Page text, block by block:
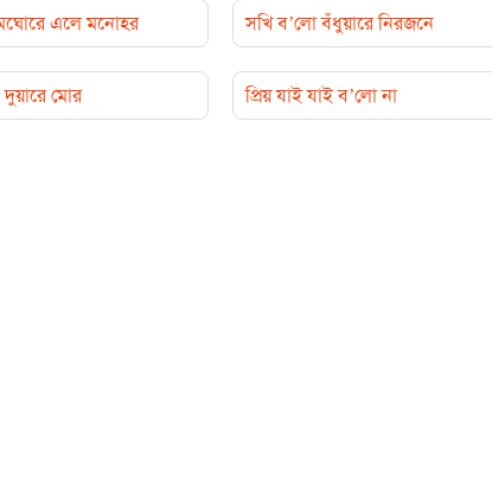
এলে মনোহর সখি ব’লো বঁধুয়ারে নিরজনে
দুয়ারে মোর প্রিয় যাই যাই ব’লো না